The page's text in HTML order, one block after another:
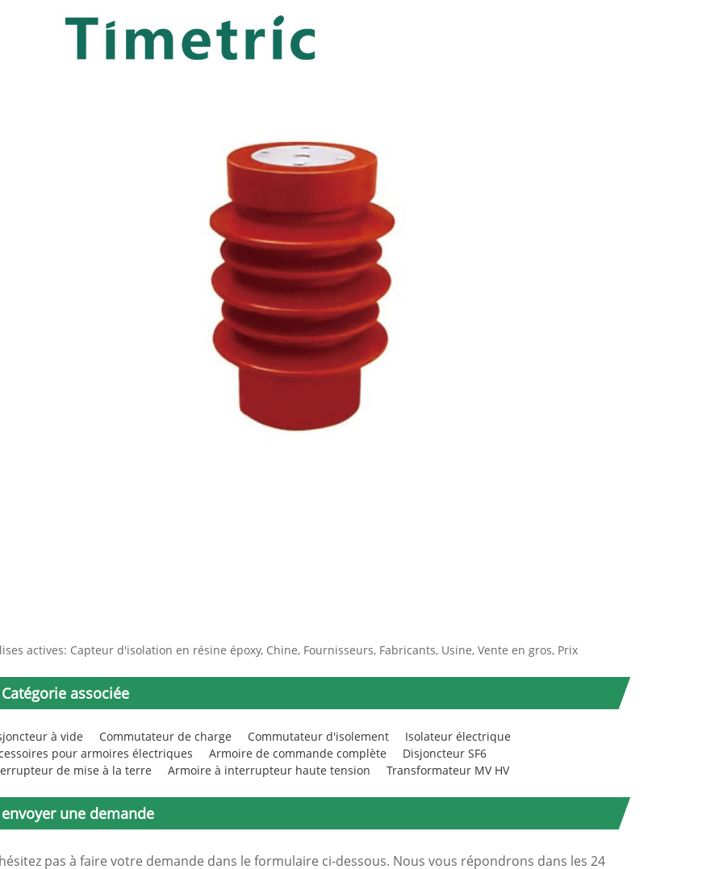
actives: Capteur d'isolation en résine époxy, Chine, Fournisseurs, Fabricants, Usine, Vente en gros, Prix
Catégorie associée
à vide Commutateur de charge Commutateur d'isolement
Isolateur électrique
pour armoires électriques
Armoire de commande complète
Disjoncteur SF6
de mise à la terre
Armoire à interrupteur haute tension Transformateur MV HV
envoyer une demande
pas à faire votre demande dans le formulaire ci-dessous. Nous vous répondrons dans les 24